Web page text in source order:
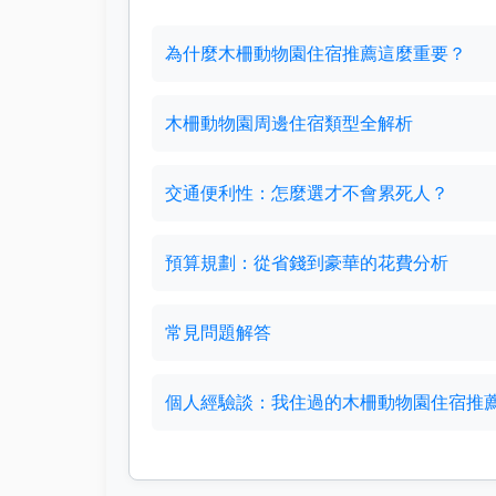
為什麼木柵動物園住宿推薦這麼重要？
木柵動物園周邊住宿類型全解析
交通便利性：怎麼選才不會累死人？
預算規劃：從省錢到豪華的花費分析
常見問題解答
個人經驗談：我住過的木柵動物園住宿推